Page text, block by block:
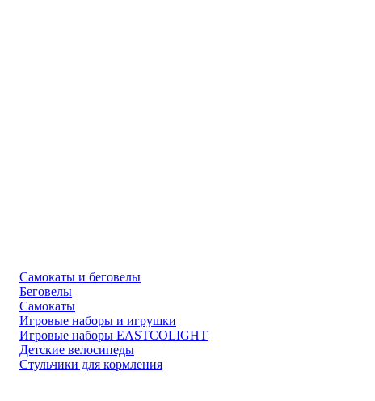
Самокаты и беговелы
Беговелы
Самокаты
Игровые наборы и игрушки
Игровые наборы EASTCOLIGHT
Детские велосипеды
Стульчики для кормления